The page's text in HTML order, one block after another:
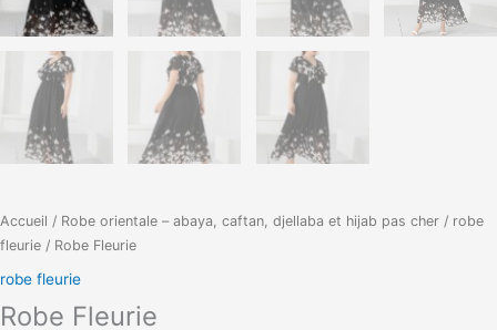
Accueil / Robe orientale – abaya, caftan, djellaba et hijab pas cher / robe
fleurie / Robe Fleurie
robe fleurie
Robe Fleurie